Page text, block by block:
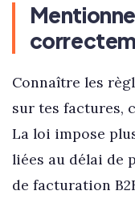
Connaître les
sur tes factures,
La loi impose
liées au délai de
de facturation